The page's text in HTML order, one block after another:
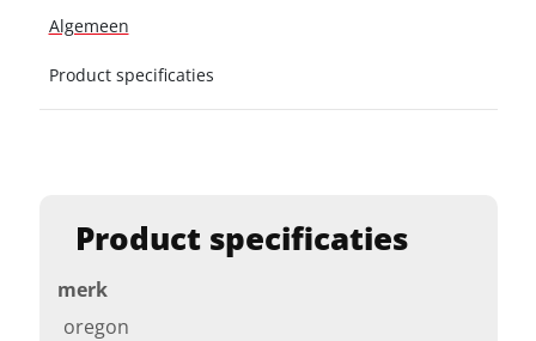
Product specificaties
merk
oregon
Algemeen
Product specificaties